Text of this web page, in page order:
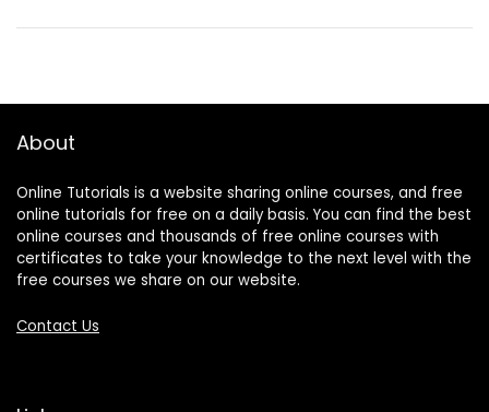
About
Online Tutorials is a website sharing online courses, and free
online tutorials for free on a daily basis. You can find the best
online courses and thousands of free online courses with
certificates to take your knowledge to the next level with the
free courses we share on our website.
Contact Us